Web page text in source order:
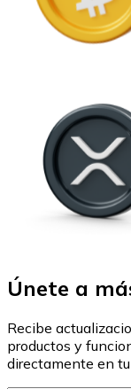
Únete a
Recibe
productos y
directamente en tu